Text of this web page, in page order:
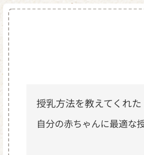
授乳方法を教えてくれた
自分の赤ちゃんに最適な